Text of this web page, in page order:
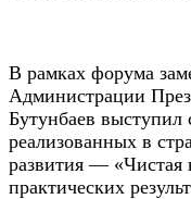
В рамках форума
Администрации
Бутунбаев выступил
реализованных в
развития — «Чистая
практических